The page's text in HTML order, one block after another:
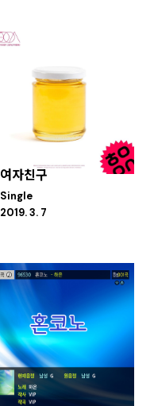
여자친구
Single
2019. 3. 7